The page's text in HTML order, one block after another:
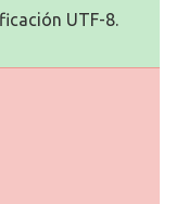
UTF-8.